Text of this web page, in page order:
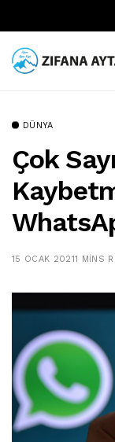
DÜNYA
Çok
15 OCAK 20211 MINS